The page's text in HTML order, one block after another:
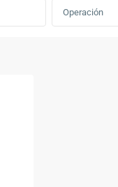
Operación